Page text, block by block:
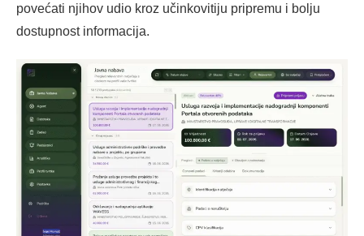
povećati njihov udio kroz učinkovitiju pripremu i bolju
dostupnost informacija.